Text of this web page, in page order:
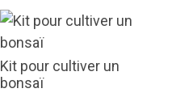
Kit pour cultiver un
bonsaï